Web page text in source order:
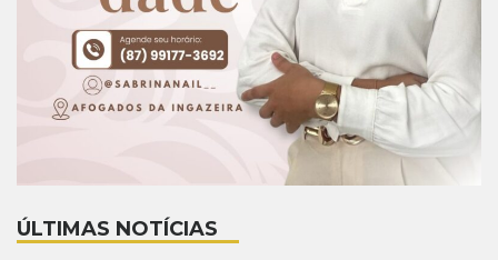
ÚLTIMAS NOTÍCIAS